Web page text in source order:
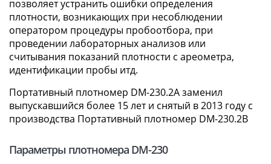
позволяет устранить ошибки определения
плотности, возникающих при несоблюдении
оператором процедуры пробоотбора, при
проведении лабораторных анализов или
считывания показаний плотности с ареометра,
идентификации пробы итд.
Портативный плотномер DM-230.2A заменил
выпускавшийся более 15 лет и снятый в 2013 году с
производства Портативный плотномер DM-230.2B
Параметры плотномера DM-230